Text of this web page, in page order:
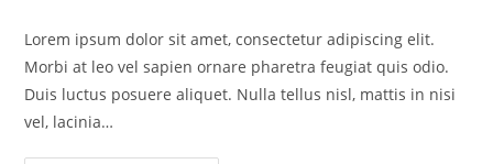
записи:
Lorem ipsum dolor sit amet, consectetur adipiscing elit.
Morbi at leo vel sapien ornare pharetra feugiat quis odio.
Duis luctus posuere aliquet. Nulla tellus nisl, mattis in nisi
vel, lacinia…